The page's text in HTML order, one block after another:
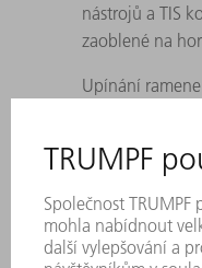
nástrojů a TIS
zaoblené na
Upínání
kleštinový
stranách.